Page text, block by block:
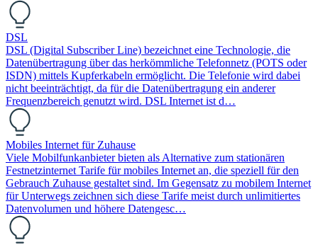
DSL
DSL (Digital Subscriber Line) bezeichnet eine Technologie, die
Datenübertragung über das herkömmliche Telefonnetz (POTS oder
ISDN) mittels Kupferkabeln ermöglicht. Die Telefonie wird dabei
nicht beeinträchtigt, da für die Datenübertragung ein anderer
Frequenzbereich genutzt wird. DSL Internet ist d…
Mobiles Internet für Zuhause
Viele Mobilfunkanbieter bieten als Alternative zum stationären
Festnetzinternet Tarife für mobiles Internet an, die speziell für den
Gebrauch Zuhause gestaltet sind. Im Gegensatz zu mobilem Internet
für Unterwegs zeichnen sich diese Tarife meist durch unlimitiertes
Datenvolumen und höhere Datengesc…